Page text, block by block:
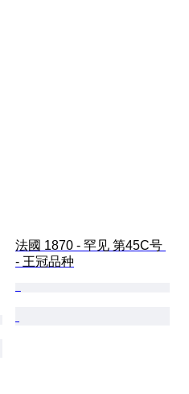
法國 1870 - 罕见 第45C号
- 王冠品种